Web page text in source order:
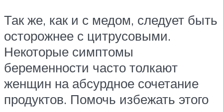
Так же, как и с медом, следует быть
осторожнее с цитрусовыми.
Некоторые симптомы
беременности часто толкают
женщин на абсурдное сочетание
продуктов. Помочь избежать этого